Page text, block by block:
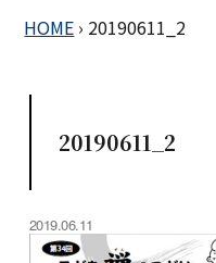
HOME › 20190611_2
20190611_2
2019.06.11